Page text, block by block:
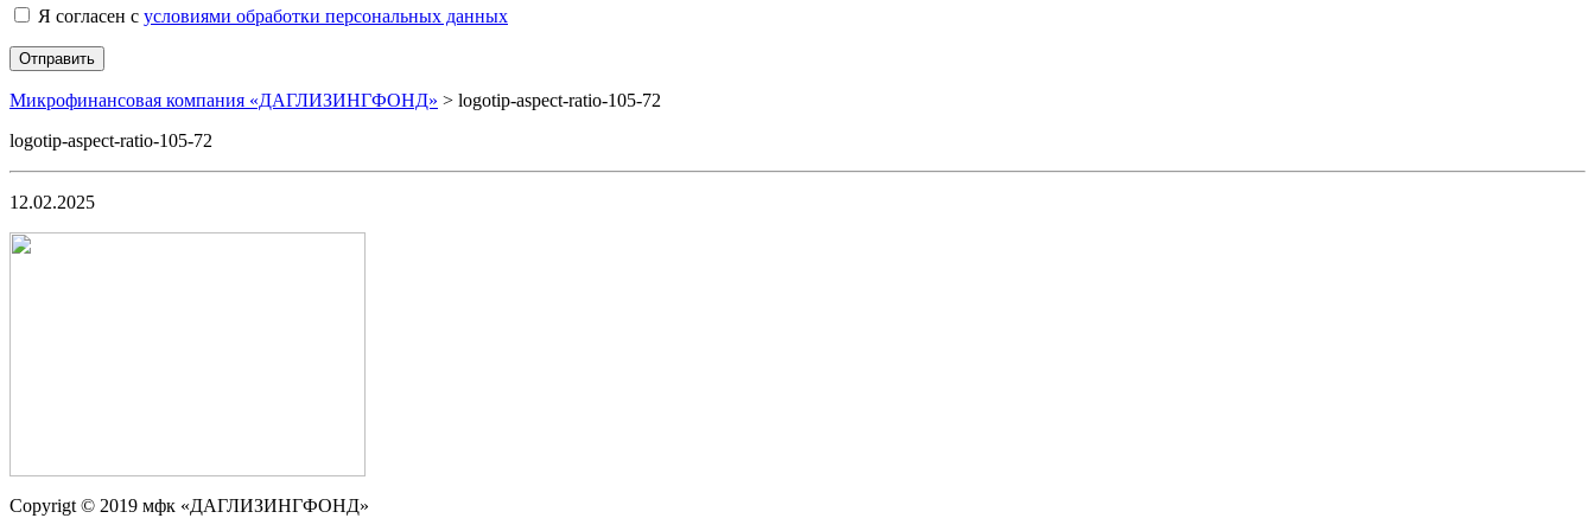
Я согласен с условиями обработки персональных данных
Микрофинансовая компания «ДАГЛИЗИНГФОНД» > logotip-aspect-ratio-105-72
logotip-aspect-ratio-105-72
12.02.2025
Сopyrigt © 2019 мфк «ДАГЛИЗИНГФОНД»